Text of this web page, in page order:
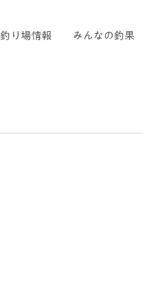
釣り場情報 みんなの釣果